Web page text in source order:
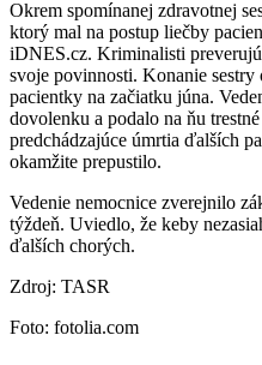
Okrem spomínanej zdravotnej
ktorý mal na postup liečby
iDNES.cz. Kriminalisti
svoje povinnosti. Konanie
pacientky na začiatku júna.
dovolenku a podalo na ňu
predchádzajúce úmrtia ďalších
okamžite prepustilo.
Vedenie nemocnice zverejnilo
týždeň. Uviedlo, že keby
ďalších chorých.
Zdroj: TASR
Foto: fotolia.com